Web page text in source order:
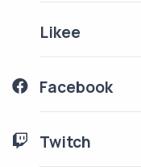
Likee
Facebook
Twitch